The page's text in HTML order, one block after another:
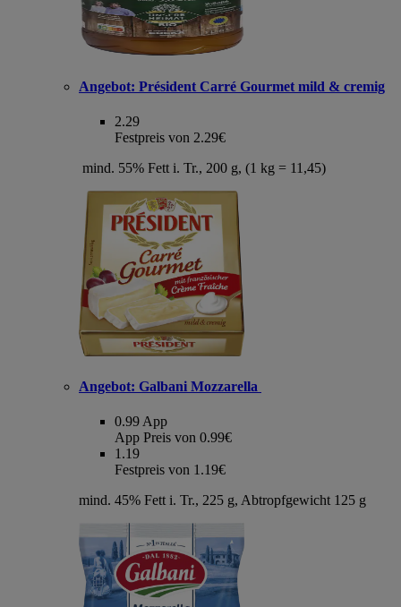
Angebot: Président Carré Gourmet mild & cremig
2.29
Festpreis von 2.29€
mind. 55% Fett i. Tr., 200 g, (1 kg = 11,45)
Angebot: Galbani Mozzarella
0.99 App
App Preis von 0.99€
1.19
Festpreis von 1.19€
mind. 45% Fett i. Tr., 225 g, Abtropfgewicht 125 g